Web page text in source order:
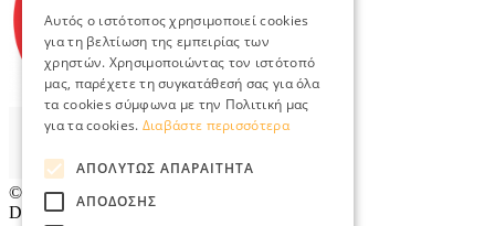
© 2026 TradeRetail.gr
Designed & developed by
Αυτός ο ιστότοπος χρησιμοποιεί cookies
για τη βελτίωση της εμπειρίας των
χρηστών. Χρησιμοποιώντας τον ιστότοπό
μας, παρέχετε τη συγκατάθεσή σας για όλα
τα cookies σύμφωνα με την Πολιτική μας
για τα cookies. Διαβάστε περισσότερα
ΑΠΟΛΎΤΩΣ ΑΠΑΡΑΊΤΗΤΑ
ΑΠΌΔΟΣΗΣ